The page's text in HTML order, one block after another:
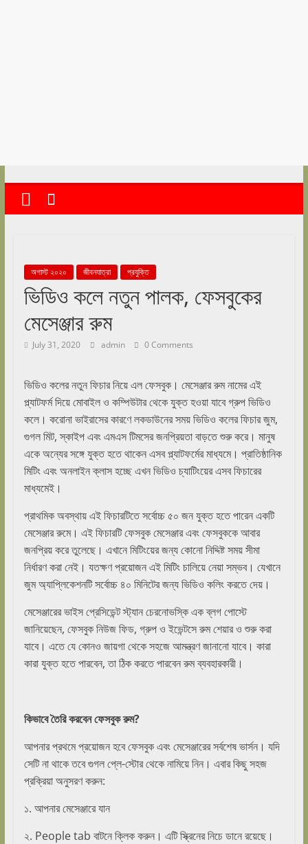
অগাস্ট ২০২০ জীবনযাত্রা প্রযুক্তি
ভিডিও কলে নতুন পালক, ফেসবুকের
মেসেঞ্জার রুম
July 31, 2020 admin 0 Comments
ভিডিও কলের নতুন ফিচার নিয়ে এল ফেসবুক। মেসেঞ্জার রুম নামের এই
প্ল্যাটফর্ম দিয়ে মোবাইল ও কম্পিউটার থেকে যুক্ত হওয়া যাবে গ্রুপ ভিডিও
কলে। করোনা ভাইরাসের কারণে লকডাউনের সময় ভিডিও কলের ফিচার জুম,
গুগল মিট, স্কাইপ এবং এমএস টিমসের জনপ্রিয়তা বাড়তে শুরু করে। মানুষ
একে অন্যের সঙ্গে যুক্ত হতে থাকেন এসব প্ল্যাটফর্মের মাধ্যমে। প্রাতিষ্ঠানিক
মিটিং এবং অনলাইন ক্লাস হচ্ছে এখন ভিডিও চ্যাটিংয়ের এসব ফিচারের
মাধ্যমেই।
প্রাথমিক অবস্থায় এই ফিচারটিতে সর্বোচ্চ ৫০ জন যুক্ত হতে পারেন একটি
মেসেঞ্জার রুমে। এই ফিচারটি ফেসবুক মেসেঞ্জার এবং ফেসবুককে আবার
জনপ্রিয় করে তুলেছে। এখানে মিটিংয়ের জন্য কোনো নিদ্দিষ্ট সময় সীমা
নির্ধারণ করা নেই। যতক্ষণ প্রয়োজন এই মিটিং চালিয়ে নেয়া সম্ভব। যেখানে
জুম অ্যাপ্লিকেশনটি সর্বোচ্চ ৪০ মিনিটের জন্য ভিডিও কলিং করতে দেয়।
মেসেঞ্জারের ভাইস প্রেসিডেন্ট স্ট্যান চেরনোভস্কি এক ব্লগ পোস্টে
জানিয়েছেন, ফেসবুক নিউজ ফিড, গ্রুপ ও ইভেন্টসে রুম শেয়ার ও শুরু করা
যাবে। এতে যে কোনও জায়গা থেকে সহজে আমন্ত্রণ জানানো যাবে। কারা
কারা যুক্ত হতে পারবেন, তা ঠিক করতে পারবেন রুম ব্যবহারকারী।
কিভাবে তৈরি করবেন ফেসবুক রুম?
আপনার প্রথমে প্রয়োজন হবে ফেসবুক এবং মেসেঞ্জারের সর্বশেষ ভার্সন। যদি
সেটি না থাকে তবে গুগল প্লে-স্টোর থেকে নামিয়ে নিন। এবার কিছু সহজ
প্রক্রিয়া অনুসরণ করুন:
১. আপনার মেসেঞ্জারে যান
২. People tab বাটনে ক্লিক করুন। এটি স্ক্রিনের নিচে ডানে রয়েছে।